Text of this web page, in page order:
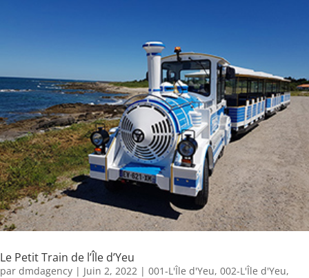
Le Petit Train de l’Île d’Yeu
par dmdagency | Juin 2, 2022 | 001-L'Île d'Yeu, 002-L'Île d'Yeu,